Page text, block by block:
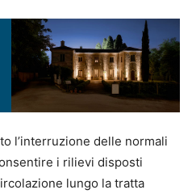
l’interruzione delle normali
i rilievi disposti
lungo la tratta